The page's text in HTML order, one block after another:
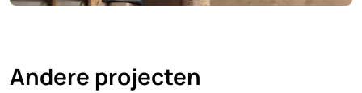
Andere projecten